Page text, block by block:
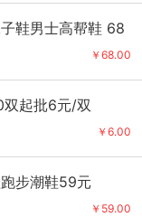
鞋男士高帮鞋 68
￥68.00
起批6元/双
￥6.00
步潮鞋59元
￥59.00